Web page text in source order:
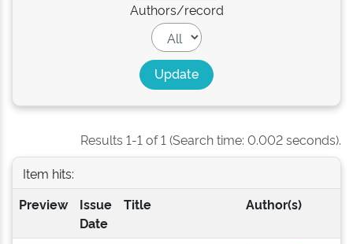
Authors/record
Results 1-1 of 1 (Search time: 0.002 seconds).
Item hits:
Preview
Issue
Date
Title Author(s)